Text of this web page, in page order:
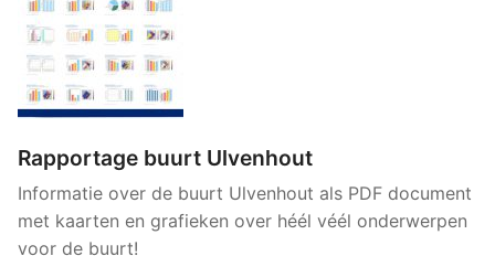
Rapportage buurt Ulvenhout
Informatie over de buurt Ulvenhout als PDF document
met kaarten en grafieken over héél véél onderwerpen
voor de buurt!